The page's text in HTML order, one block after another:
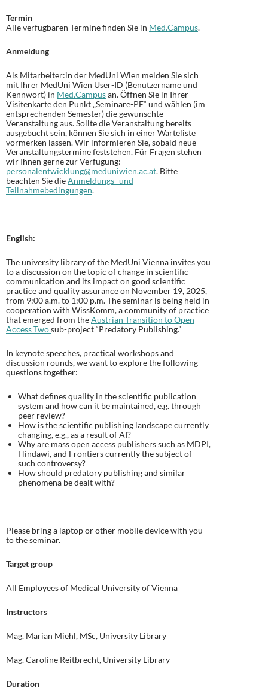
Termin
Alle verfügbaren Termine finden Sie in Med.Campus.
Anmeldung
Als Mitarbeiter:in der MedUni Wien melden Sie sich
mit Ihrer MedUni Wien User-ID (Benutzername und
Kennwort) in Med.Campusan. Öffnen Sie in Ihrer
Visitenkarte den Punkt „Seminare-PE“ und wählen (im
entsprechenden Semester) die gewünschte
Veranstaltung aus. Sollte die Veranstaltung bereits
ausgebucht sein, können Sie sich in einer Warteliste
vormerken lassen. Wir informieren Sie, sobald neue
Veranstaltungstermine feststehen. Für Fragen stehen
wir Ihnen gerne zur Verfügung:
personalentwicklung@meduniwien.ac.at. Bitte
beachten Sie dieAnmeldungs- und
Teilnahmebedingungen.
English:
The university library of the MedUni Vienna invites you
to a discussion on the topic of change in scientific
communication and its impact on good scientific
practice and quality assurance on November 19, 2025,
from 9:00 a.m. to 1:00 p.m. The seminar is being held in
cooperation with WissKomm, a community of practice
that emerged from theAustrian Transition to Open
Access Twosub-project “Predatory Publishing.”
In keynote speeches, practical workshops and
discussion rounds, we want to explore the following
questions together:
What defines quality in the scientific publication
system and how can it be maintained, e.g. through
peer review?
How is the scientific publishing landscape currently
changing, e.g., as a result of AI?
Why are mass open access publishers such as MDPI,
Hindawi, and Frontiers currently the subject of
such controversy?
How should predatory publishing and similar
phenomena be dealt with?
Please bring a laptop or other mobile device with you
to the seminar.
Target group
All Employees of Medical University of Vienna
Instructors
Mag. Marian Miehl, MSc, University Library
Mag. Caroline Reitbrecht, University Library
Duration